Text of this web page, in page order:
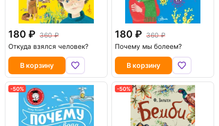
180
360
Откуда взялся человек?
В корзину
180
360
Почему мы болеем?
В корзину
-50% -50%